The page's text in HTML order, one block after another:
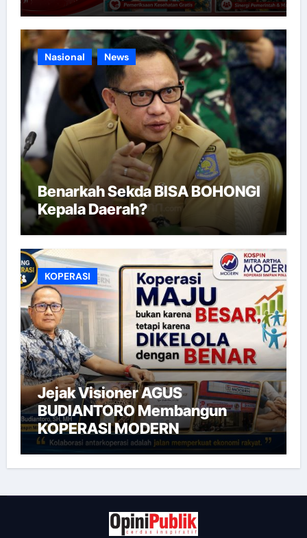
Nasional News
Benarkah Sekda BISA BOHONGI
Kepala Daerah?
KOPERASI
Jejak Visioner AGUS
BUDIANTORO Membangun
KOPERASI MODERN